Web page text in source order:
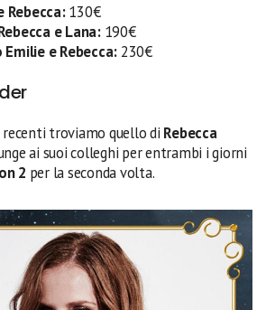
Rebecca:130€
e Lana:190€
e Rebecca:230€
recenti troviamo quello di Rebecca
ai suoi colleghi per entrambi i giorni
2 per la seconda volta.